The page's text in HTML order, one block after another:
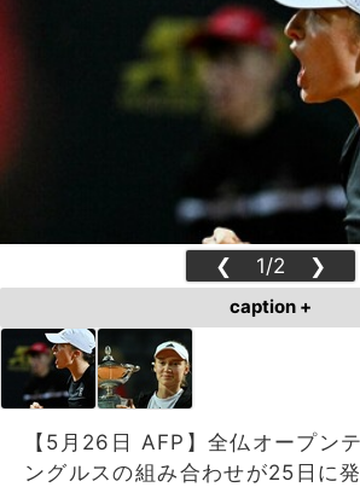
❮ 1/2 ❯
caption +
【5月26日 AFP】全仏オープン
ングルスの組み合わせが25日に